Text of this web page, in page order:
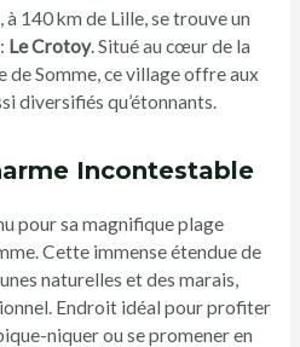
140 km de Lille, se trouve un
Le Crotoy. Situé au cœur de la
de Somme, ce village offre aux
diversifiés qu’étonnants.
Incontestable
pour sa magnifique plage
Cette immense étendue de
naturelles et des marais,
Endroit idéal pour profiter
niquer ou se promener en